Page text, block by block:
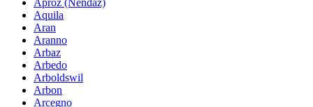
Aquila
Aran
Aranno
Arbaz
Arbedo
Arboldswil
Arbon
Arcegno